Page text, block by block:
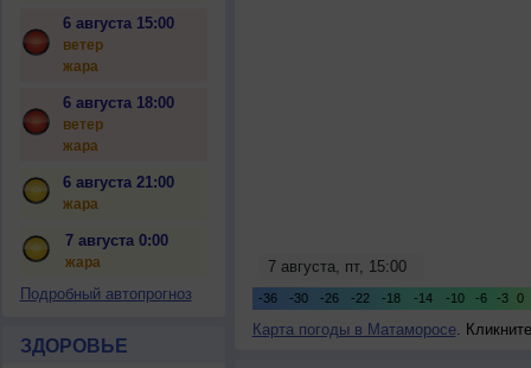
6 августа 15:00
ветер
жара
6 августа 18:00
ветер
жара
6 августа 21:00
жара
7 августа 0:00
жара
Подробный автопрогноз
ЗДОРОВЬЕ
Карта погоды в Матаморосе.